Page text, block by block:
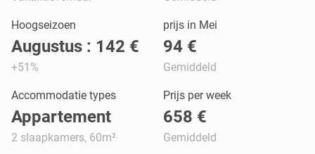
Hoogseizoen
Augustus : 142 €
+51%
prijs in Mei
94 €
Gemiddeld
Accommodatie types
Appartement
2 slaapkamers, 60m²
Prijs per week
658 €
Gemiddeld